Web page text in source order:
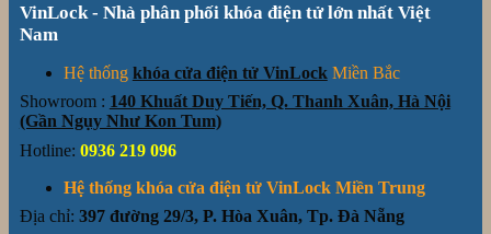
VinLock - Nhà phân phối khóa điện tử lớn nhất Việt
Nam
Hệ thống khóa cửa điện tử VinLock Miền Bắc
Showroom : 140 Khuất Duy Tiến, Q. Thanh Xuân, Hà Nội
(Gần Ngụy Như Kon Tum)
Hotline: 0936 219 096
Hệ thống khóa cửa điện tử VinLock Miền Trung
Địa chỉ: 397 đường 29/3, P. Hòa Xuân, Tp. Đà Nẵng